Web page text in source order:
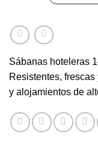
Sábanas hoteleras
Resistentes,
y alojamientos de